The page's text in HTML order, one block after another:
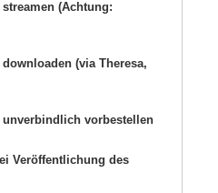
(Achtung:
(via Theresa,
unverbindlich vorbestellen
Veröffentlichung des